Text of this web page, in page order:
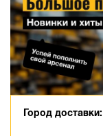
Город доставки: